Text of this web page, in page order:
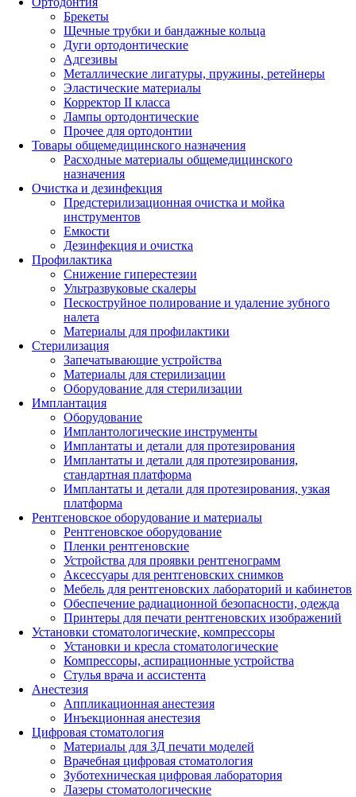
Брекеты
Щечные трубки и бандажные кольца
Дуги ортодонтические
Адгезивы
Металлические лигатуры, пружины, ретейнеры
Эластические материалы
Корректор II класса
Лампы ортодонтические
Прочее для ортодонтии
Товары общемедицинского назначения
Расходные материалы общемедицинского
назначения
Очистка и дезинфекция
Предстерилизационная очистка и мойка
инструментов
Емкости
Дезинфекция и очистка
Профилактика
Снижение гиперестезии
Ультразвуковые скалеры
Пескоструйное полирование и удаление зубного
налета
Материалы для профилактики
Стерилизация
Запечатывающие устройства
Материалы для стерилизации
Оборудование для стерилизации
Имплантация
Оборудование
Имплантологические инструменты
Имплантаты и детали для протезирования
Имплантаты и детали для протезирования,
стандартная платформа
Имплантаты и детали для протезирования, узкая
платформа
Рентгеновское оборудование и материалы
Рентгеновское оборудование
Пленки рентгеновские
Устройства для проявки рентгенограмм
Аксессуары для рентгеновских снимков
Мебель для рентгеновских лабораторий и кабинетов
Обеспечение радиационной безопасности, одежда
Принтеры для печати рентгеновских изображений
Установки стоматологические, компрессоры
Установки и кресла стоматологические
Компрессоры, аспирационные устройства
Стулья врача и ассистента
Анестезия
Аппликационная анестезия
Инъекционная анестезия
Цифровая стоматология
Материалы для 3Д печати моделей
Врачебная цифровая стоматология
Зуботехническая цифровая лаборатория
Лазеры стоматологические